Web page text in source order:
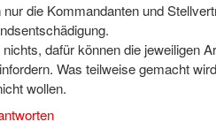
die Kommandanten und
dafür können die jeweiligen
Was teilweise gemacht
wollen.